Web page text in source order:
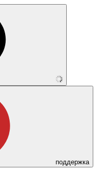
поддержка